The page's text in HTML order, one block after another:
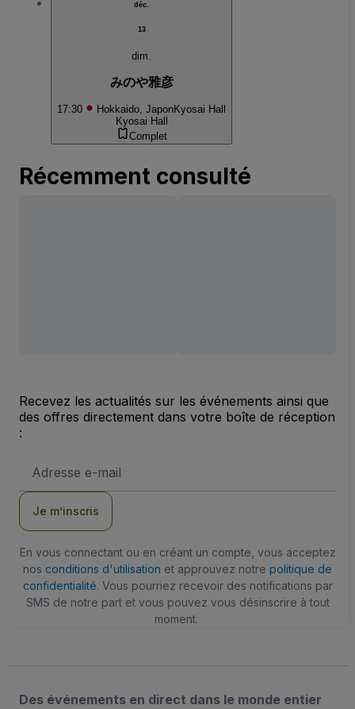
déc.
13
dim.
みのや雅彦
17:30 Hokkaido, JaponKyosai Hall
Kyosai Hall
Complet
Récemment consulté
Recevez les actualités sur les événements ainsi que
des offres directement dans votre boîte de réception
:
e-
Je m’inscris
En vous connectant ou en créant un compte, vous acceptez
nos conditions d'utilisation et approuvez notre politique de
confidentialité. Vous pourriez recevoir des notifications par
SMS de notre part et vous pouvez vous désinscrire à tout
moment.
Des événements en direct dans le monde entier